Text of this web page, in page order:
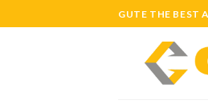
to
GUTE THE BEST